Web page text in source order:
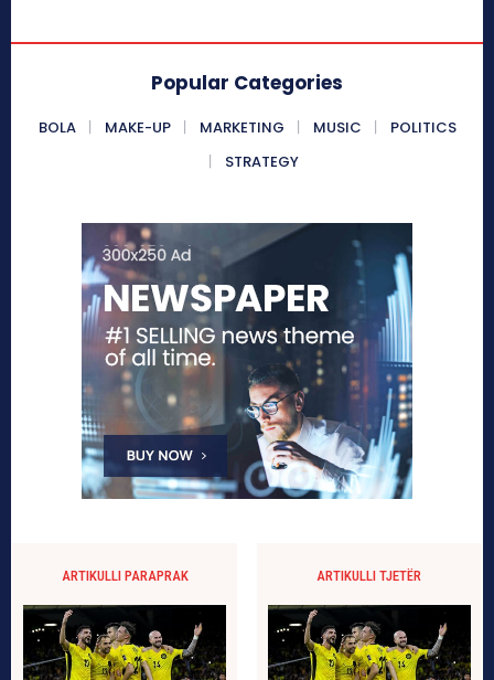
Popular Categories
BOLA MAKE-UP MARKETING MUSIC
POLITICS
STRATEGY
ARTIKULLI PARAPRAK ARTIKULLI TJETËR